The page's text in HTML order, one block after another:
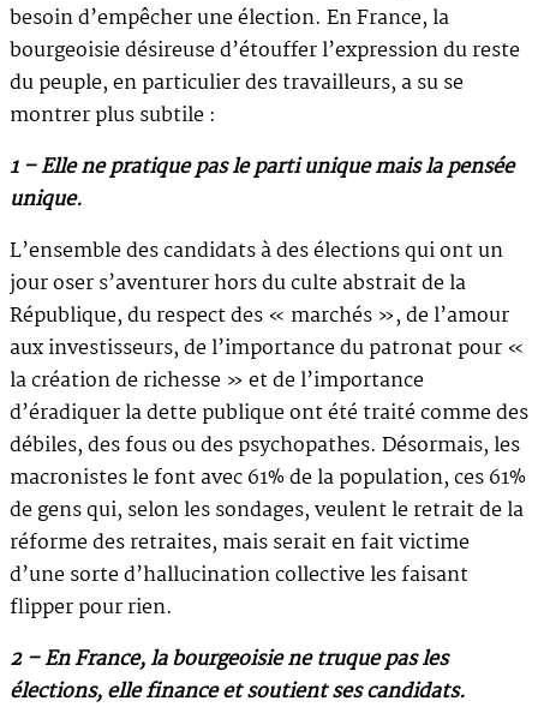
besoin d’empêcher une élection. En France, la
bourgeoisie désireuse d’étouffer l’expression du reste
du peuple, en particulier des travailleurs, a su se
montrer plus subtile :
1 – Elle ne pratique pas le parti unique mais la pensée
unique.
L’ensemble des candidats à des élections qui ont un
jour oser s’aventurer hors du culte abstrait de la
République, du respect des « marchés », de l’amour
aux investisseurs, de l’importance du patronat pour «
la création de richesse » et de l’importance
d’éradiquer la dette publique ont été traité comme des
débiles, des fous ou des psychopathes. Désormais, les
macronistes le font avec 61% de la population, ces 61%
de gens qui, selon les sondages, veulent le retrait de la
réforme des retraites, mais serait en fait victime
d’une sorte d’hallucination collective les faisant
flipper pour rien.
2 – En France, la bourgeoisie ne truque pas les
élections, elle finance et soutient ses candidats.